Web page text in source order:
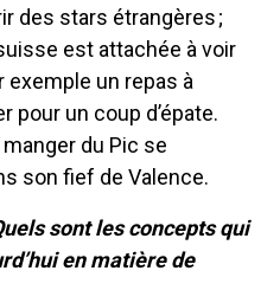
des stars étrangères ;
est attachée à voir
exemple un repas à
pour un coup d’épate.
du Pic se
son fief de Valence.
sont les concepts qui
en matière de